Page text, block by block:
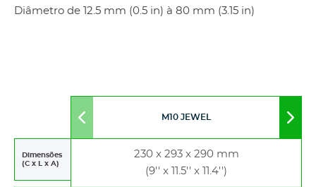
Diâmetro de 12.5 mm (0.5 in) à 80 mm (3.15 in)
Move
M10 JEWEL
Dimensões
(C x L x A)
230 x 293 x 290 mm
(9'' x 11.5'' x 11.4'')